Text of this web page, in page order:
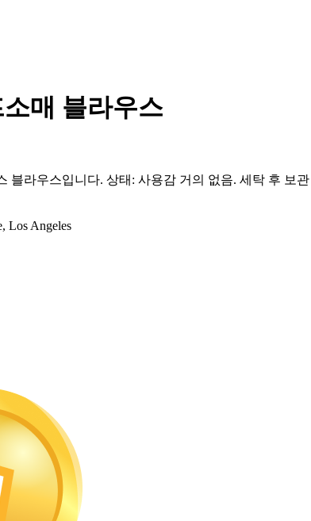
매 블라우스
블라우스입니다. 상태: 사용감 거의 없음. 세탁 후 보
Los Angeles